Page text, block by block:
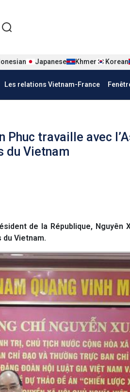
Pháp
Japanese Khmer Korean
Les relations Vietnam-France
Phuc travaille avec
du Vietnam
de la République, Nguyên
Vietnam.